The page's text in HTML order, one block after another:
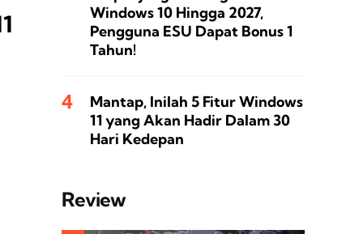
Windows 10 Hingga 2027,
Pengguna ESU Dapat Bonus 1
Tahun!
Mantap, Inilah 5 Fitur Windows
11 yang Akan Hadir Dalam 30
Hari Kedepan
Review